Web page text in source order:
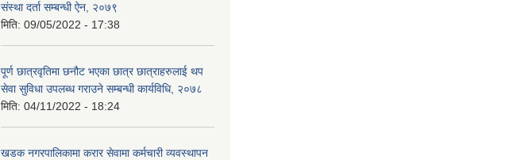
संस्था दर्ता सम्बन्धी ऐन, २०७९
मिति: 09/05/2022 - 17:38
पूर्ण छात्रवृतिमा छनौट भएका छात्र छात्राहरुलाई थप
सेवा सुविधा उपलब्ध गराउने सम्बन्धी कार्यविधि, २०७८
मिति: 04/11/2022 - 18:24
खडक नगरपालिकामा करार सेवामा कर्मचारी व्यवस्थापन